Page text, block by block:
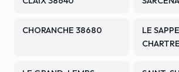
CHORANCHE 38680
LE